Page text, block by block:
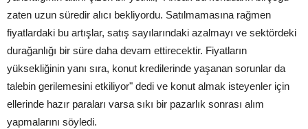
zaten uzun süredir alıcı bekliyordu. Satılmamasına rağmen
fiyatlardaki bu artışlar, satış sayılarındaki azalmayı ve sektördeki
durağanlığı bir süre daha devam ettirecektir. Fiyatların
yüksekliğinin yanı sıra, konut kredilerinde yaşanan sorunlar da
talebin gerilemesini etkiliyor" dedi ve konut almak isteyenler için
ellerinde hazır paraları varsa sıkı bir pazarlık sonrası alım
yapmalarını söyledi.